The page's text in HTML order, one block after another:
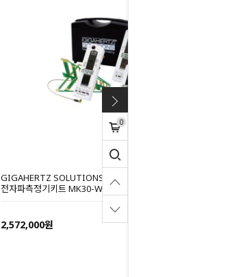
0
GIGAHERTZ SOLUTIONS GMBH 저주파+고주파
전자파측정기키트 MK30-W
2,572,000원